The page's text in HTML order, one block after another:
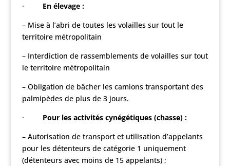
·
En élevage :
– Mise à l’abri de toutes les volailles sur tout le
territoire métropolitain
– Interdiction de rassemblements de volailles sur tout
le territoire métropolitain
– Obligation de bâcher les camions transportant des
palmipèdes de plus de 3 jours.
·
Pour les activités cynégétiques (chasse) :
– Autorisation de transport et utilisation d’appelants
pour les détenteurs de catégorie 1 uniquement
(détenteurs avec moins de 15 appelants) ;